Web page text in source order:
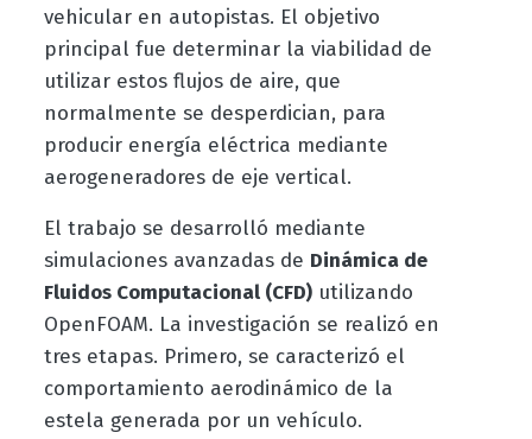
vehicular en autopistas. El objetivo
principal fue determinar la viabilidad de
utilizar estos flujos de aire, que
normalmente se desperdician, para
producir energía eléctrica mediante
aerogeneradores de eje vertical.
El trabajo se desarrolló mediante
simulaciones avanzadas de Dinámica de
Fluidos Computacional (CFD)utilizando
OpenFOAM. La investigación se realizó en
tres etapas. Primero, se caracterizó el
comportamiento aerodinámico de la
estela generada por un vehículo.